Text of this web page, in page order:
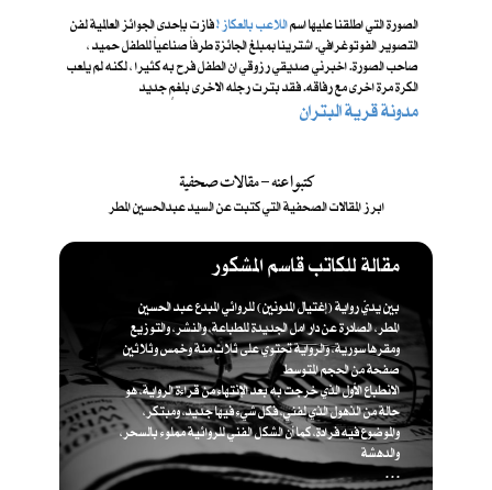
الصورة التي اطلقنا عليها اسم ​اللاعب بالعكاز !فازت بإحدى الجوائز العالمية لفن
التصوير الفوتوغرافي. اشترينا بمبلغ الجائزة طرفاً صناعياً للطفل حميد ،
صاحب الصورة. اخبرني صديقي رزوقي ان الطفل فرح به كثيرا ، لكنه لم يلعب
الكرة مرة اخرى مع رفاقه. فقد بترت رجله الاخرى بلغمٍ جديد
مدونة قرية البتران
كتبوا عنه - مقالات صحفية
ابرز المقالات الصحفية التي كتبت عن السيد عبدالحسين المطر
مقالة للكاتب قاسم المشكور
بين يديّ رواية (إغتيال المدونين) للروائي المبدع عبد الحسين
المطر، الصادرة عن دار امل الجديدة للطباعة، والنشر، والتوزيع
ومقرها سورية، والرواية تحتوي على ثلاث مئة وخمس وثلاثين
صفحة من الحجم المتوسط
الانطباع الأول الذي خرجت به بعد الإنتهاء من قراءة الرواية، هو
حالة من الذهول الذي لفني، فكل شيء فيها جديد، ومبتكر،
والموضوع فيه فرادة، كما أن الشكل الفني للروائية مملوء بالسحر،
والدهشة
. . .